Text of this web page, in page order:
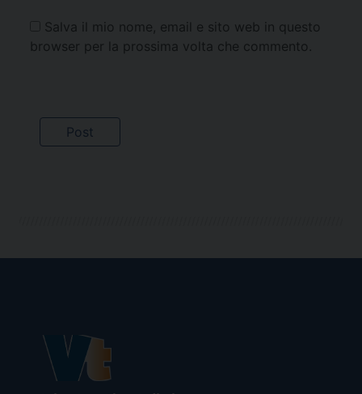
Salva il mio nome, email e sito web in questo
browser per la prossima volta che commento.